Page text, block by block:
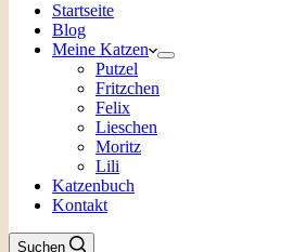
Startseite
Blog
Meine Katzen
Putzel
Fritzchen
Felix
Lieschen
Moritz
Lili
Katzenbuch
Kontakt
Suchen